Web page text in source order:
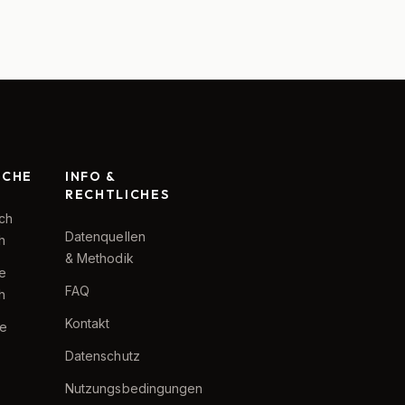
INFO &
RECHTLICHES
Datenquellen
& Methodik
FAQ
Kontakt
Datenschutz
Nutzungsbedingungen